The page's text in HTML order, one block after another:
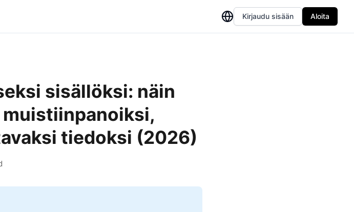
Kirjaudu sisään Aloita
sisällöksi: näin
tiedoksi (2026)